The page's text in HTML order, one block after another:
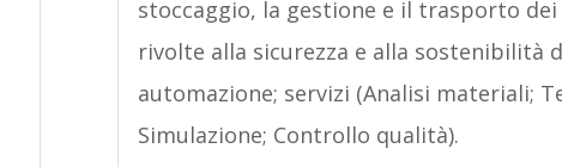
stoccaggio, la gestione e il trasporto
rivolte alla sicurezza e alla sostenibilità
automazione; servizi (Analisi materiali;
Simulazione; Controllo qualità).